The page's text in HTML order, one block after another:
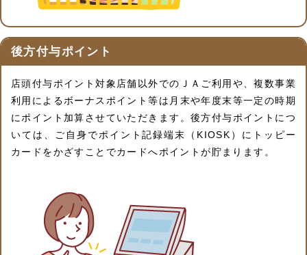
後方付与ポイント
店頭付与ポイント対象店舗以外でのＪＡご利用や、複数事業
利用によるボーナスポイント等は月末や年度末等一定の時期
にポイント加算させていただきます。後方付与ポイントにつ
いては、ご自身でポイント記録端末（KIOSK）にトッピー
カードをかざすことでカードへポイントが貯まります。